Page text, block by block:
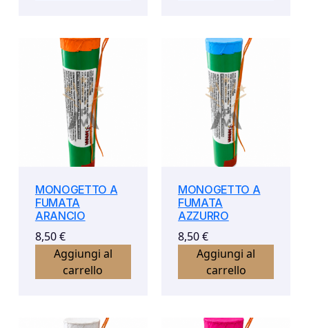
MONOGETTO A
FUMATA
ARANCIO
8,50€
Aggiungi al
carrello
MONOGETTO A
FUMATA
AZZURRO
8,50€
Aggiungi al
carrello